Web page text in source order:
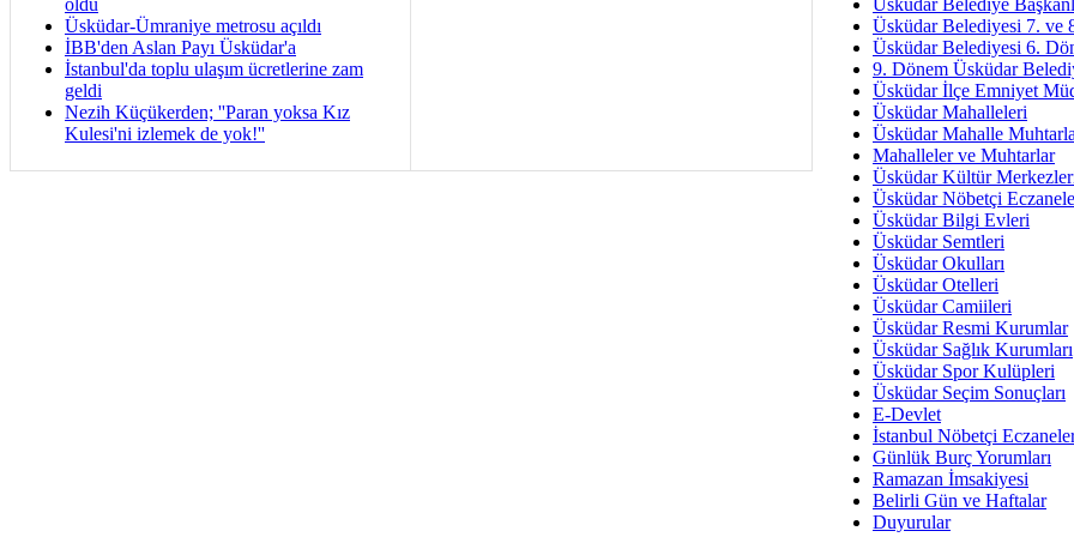
Üsküdar-Ümraniye metrosu açıldı
İBB'den Aslan Payı Üsküdar'a
İstanbul'da toplu ulaşım ücretlerine zam
geldi
Nezih Küçükerden; ''Paran yoksa Kız
Kulesi'ni izlemek de yok!''
İmar Sorunlarının Genel
Arakan
Bayramın
Ruhsal
Üsküdar
Üsküdar Belediye
Üsküdar Belediyesi 7. ve
Üsküdar Belediyesi 6.
9. Dönem Üsküdar
Üsküdar İlçe Emniyet
Üsküdar Mahalleleri
Üsküdar Mahalle
Mahalleler ve Muhtarlar
Üsküdar Kültür
Üsküdar Nöbetçi
Üsküdar Bilgi Evleri
Üsküdar Semtleri
Üsküdar Okulları
Üsküdar Otelleri
Üsküdar Camiileri
Üsküdar Resmi Kurumlar
Üsküdar Sağlık Kurumları
Üsküdar Spor Kulüpleri
Üsküdar Seçim Sonuçları
E-Devlet
İstanbul Nöbetçi
Günlük Burç Yorumları
Ramazan İmsakiyesi
Belirli Gün ve Haftalar
Duyurular